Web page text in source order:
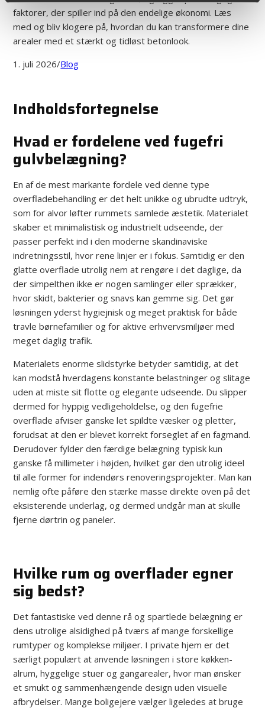
faktorer, der spiller ind på den endelige økonomi. Læs
med og bliv klogere på, hvordan du kan transformere dine
arealer med et stærkt og tidløst betonlook.
1. juli 2026/Blog
Indholdsfortegnelse
Hvad er fordelene ved fugefri
gulvbelægning?
En af de mest markante fordele ved denne type
overfladebehandling er det helt unikke og ubrudte udtryk,
som for alvor løfter rummets samlede æstetik. Materialet
skaber et minimalistisk og industrielt udseende, der
passer perfekt ind i den moderne skandinaviske
indretningsstil, hvor rene linjer er i fokus. Samtidig er den
glatte overflade utrolig nem at rengøre i det daglige, da
der simpelthen ikke er nogen samlinger eller sprækker,
hvor skidt, bakterier og snavs kan gemme sig. Det gør
løsningen yderst hygiejnisk og meget praktisk for både
travle børnefamilier og for aktive erhvervsmiljøer med
meget daglig trafik.
Materialets enorme slidstyrke betyder samtidig, at det
kan modstå hverdagens konstante belastninger og slitage
uden at miste sit flotte og elegante udseende. Du slipper
dermed for hyppig vedligeholdelse, og den fugefrie
overflade afviser ganske let spildte væsker og pletter,
forudsat at den er blevet korrekt forseglet af en fagmand.
Derudover fylder den færdige belægning typisk kun
ganske få millimeter i højden, hvilket gør den utrolig ideel
til alle former for indendørs renoveringsprojekter. Man kan
nemlig ofte påføre den stærke masse direkte oven på det
eksisterende underlag, og dermed undgår man at skulle
fjerne dørtrin og paneler.
Hvilke rum og overflader egner
sig bedst?
Det fantastiske ved denne rå og spartlede belægning er
dens utrolige alsidighed på tværs af mange forskellige
rumtyper og komplekse miljøer. I private hjem er det
særligt populært at anvende løsningen i store køkken-
alrum, hyggelige stuer og gangarealer, hvor man ønsker
et smukt og sammenhængende design uden visuelle
afbrydelser. Mange boligejere vælger ligeledes at bruge